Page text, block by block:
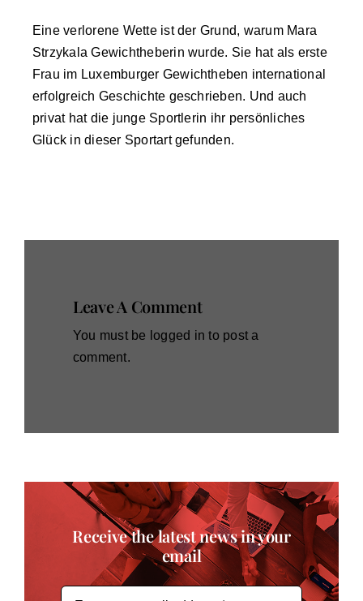
Eine verlorene Wette ist der Grund, warum Mara
Strzykala Gewichtheberin wurde. Sie hat als erste
Frau im Luxemburger Gewichtheben international
erfolgreich Geschichte geschrieben. Und auch
privat hat die junge Sportlerin ihr persönliches
Glück in dieser Sportart gefunden.
Leave A Comment
You must be logged in to post a
comment.
Receive the latest news in your
email